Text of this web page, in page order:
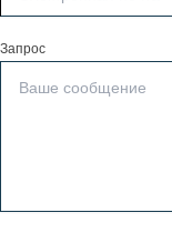
Запрос